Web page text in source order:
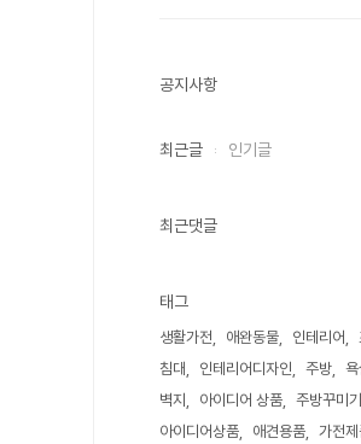
공지사항
최근글 인기글
최근댓글
태그
생활가전 애완동물 인테리어
침대
인테리어디자인 주방
벽지
아이디어 상품
주방꾸미기
아이디어상품
애견용품 가전